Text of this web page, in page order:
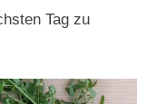
Tag zu